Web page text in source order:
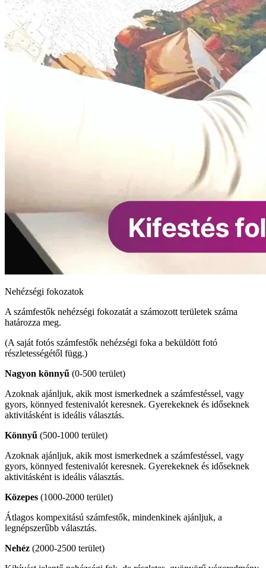
Nehézségi fokozatok
A számfestők nehézségi fokozatát a számozott területek száma
határozza meg.
(A saját fotós számfestők nehézségi foka a beküldött fotó
részletességétől függ.)
Nagyon könnyű (0-500 terület)
Azoknak ajánljuk, akik most ismerkednek a számfestéssel, vagy
gyors, könnyed festenivalót keresnek. Gyerekeknek és időseknek
aktivitásként is ideális választás.
Könnyű (500-1000 terület)
Azoknak ajánljuk, akik most ismerkednek a számfestéssel, vagy
gyors, könnyed festenivalót keresnek. Gyerekeknek és időseknek
aktivitásként is ideális választás.
Közepes (1000-2000 terület)
Átlagos kompexitású számfestők, mindenkinek ajánljuk, a
legnépszerűbb választás.
Nehéz (2000-2500 terület)